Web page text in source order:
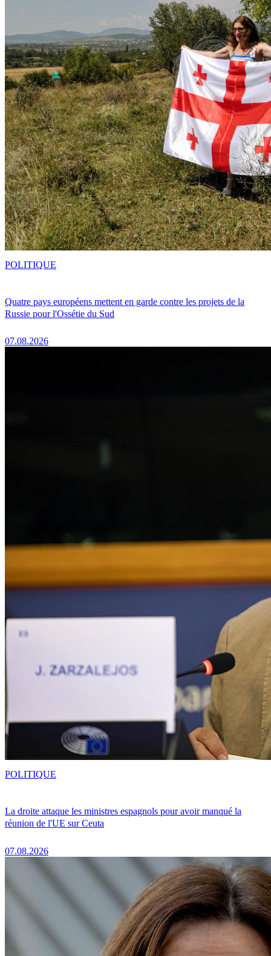
Quatre pays européens mettent en garde contre les projets de la
Russie pour l'Ossétie du Sud
07.08.2026
POLITIQUE
La droite attaque les ministres espagnols pour avoir manqué la
réunion de l'UE sur Ceuta
07.08.2026
POLITIQUE